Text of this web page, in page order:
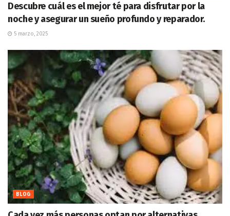
Descubre cuál es el mejor té para disfrutar por la
noche y asegurar un sueño profundo y reparador.
5 marzo, 2025
BLOG